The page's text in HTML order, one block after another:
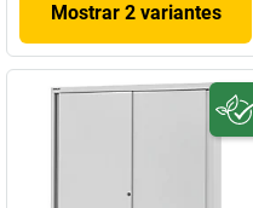
Mostrar 2 variantes